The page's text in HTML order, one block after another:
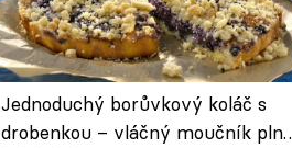
Jednoduchý borůvkový koláč s
drobenkou – vláčný moučník plný